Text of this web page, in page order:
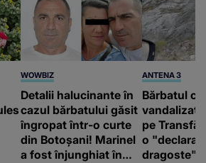
WOWBIZ
Detalii halucinante în
cazul bărbatului găsit
îngropat într-o curte
din Botoșani! Marinel
a fost înjunghiat în
ANTENA 3
Bărbatul
vandalizat
pe
o
dragoste"